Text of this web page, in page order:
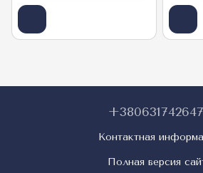
+380631742647
Контактная
Полная версия